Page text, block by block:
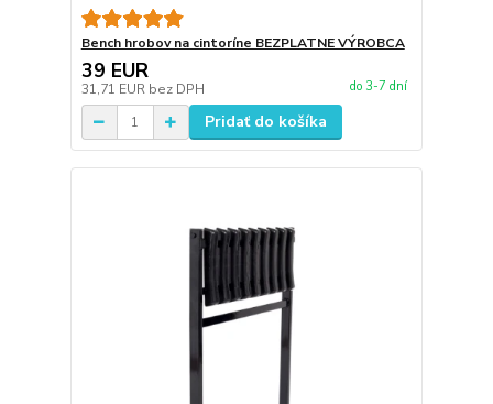
Bench hrobov na cintoríne BEZPLATNE VÝROBCA
39 EUR
31,71 EUR bez DPH do 3-7 dní
Pridať do košíka